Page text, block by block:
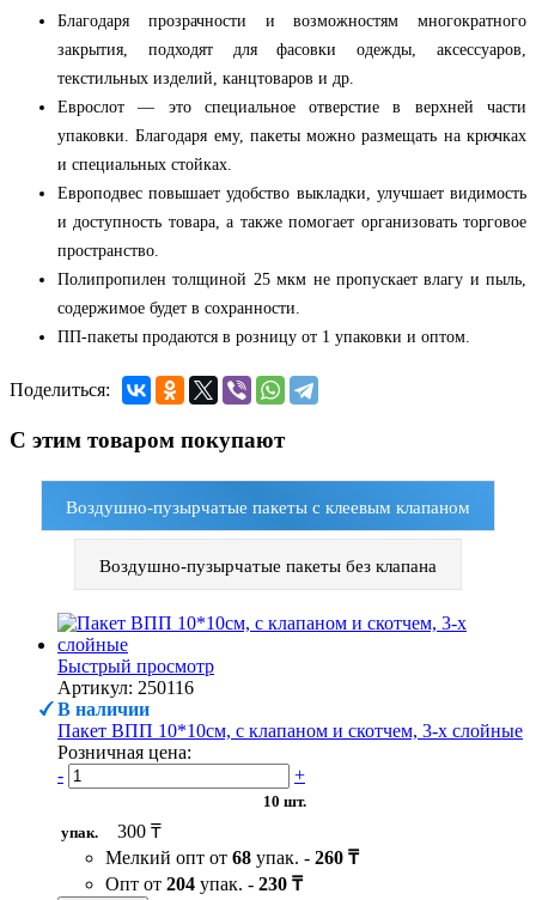
Благодаря прозрачности и возможностям многократного
закрытия, подходят для фасовки одежды, аксессуаров,
текстильных изделий, канцтоваров и др.
Еврослот — это специальное отверстие в верхней части
упаковки. Благодаря ему, пакеты можно размещать на крючках
и специальных стойках.
Европодвес повышает удобство выкладки, улучшает видимость
и доступность товара, а также помогает организовать торговое
пространство.
Полипропилен толщиной 25 мкм не пропускает влагу и пыль,
содержимое будет в сохранности.
ПП-пакеты продаются в розницу от 1 упаковки и оптом.
Поделиться:
С этим товаром покупают
Воздушно-пузырчатые пакеты с клеевым клапаном
Воздушно-пузырчатые пакеты без клапана
Быстрый просмотр
Артикул: 250116
В наличии
Пакет ВПП 10*10см, с клапаном и скотчем, 3-х слойные
Розничная цена:
-
+
10 шт.
упак.
300 ₸
Мелкий опт от 68 упак. - 260 ₸
Опт от 204 упак. - 230 ₸